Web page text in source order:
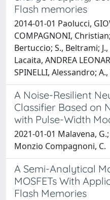
Flash memories
2014-01-01 Paolucci,
COMPAGNONI,
Bertuccio; S., Beltrami;
Lacaita, ANDREA
SPINELLI, Alessandro;
A Noise-Resilient
Classifier Based on
with Pulse-Width
2021-01-01 Malavena,
Monzio Compagnoni, C.
A Semi-Analytical
MOSFETs With
Flash Memories